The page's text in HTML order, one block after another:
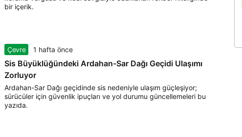
bir içerik.
Çevre 1 hafta önce
Sis Büyüklüğündeki Ardahan-Sar Dağı Geçidi Ulaşımı
Zorluyor
Ardahan-Sar Dağı geçidinde sis nedeniyle ulaşım güçleşiyor;
sürücüler için güvenlik ipuçları ve yol durumu güncellemeleri bu
yazıda.